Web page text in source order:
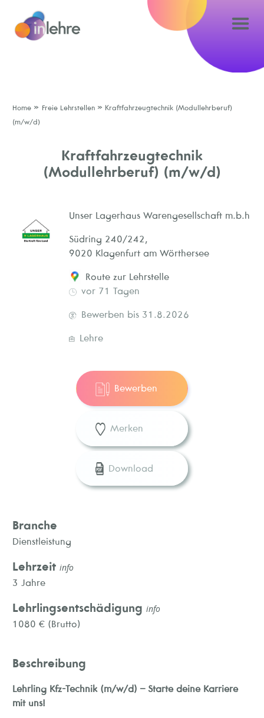
Home » Freie Lehrstellen » Kraftfahrzeugtechnik (Modullehrberuf)
(m/w/d)
Kraftfahrzeugtechnik
(Modullehrberuf) (m/w/d)
Unser Lagerhaus Warengesellschaft m.b.h
Südring 240/242,
9020 Klagenfurt am Wörthersee
Route zur Lehrstelle
vor 71 Tagen
Bewerben bis 31.8.2026
Lehre
Bewerben
Merken
Download
Branche
Dienstleistung
Lehrzeit info
3 Jahre
Lehrlingsentschädigung info
1080 € (Brutto)
Beschreibung
Lehrling Kfz-Technik (m/w/d) – Starte deine Karriere
mit uns!